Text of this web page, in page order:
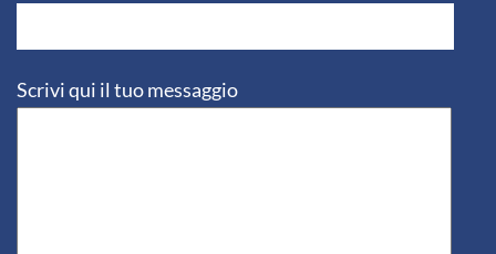
Scrivi qui il tuo messaggio